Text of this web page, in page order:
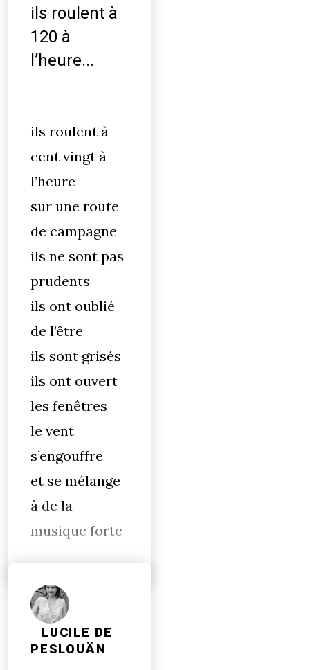
ils roulent à
120 à
l’heure...
ils roulent à
cent vingt à
l’heure
sur une route
de campagne
ils ne sont pas
prudents
ils ont oublié
de l’être
ils sont grisés
ils ont ouvert
les fenêtres
le vent
s’engouffre
et se mélange
à de la
musique forte
LUCILE DE
PESLOUÄN